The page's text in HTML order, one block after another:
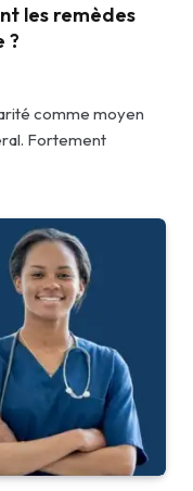
les remèdes
?
comme moyen
Fortement